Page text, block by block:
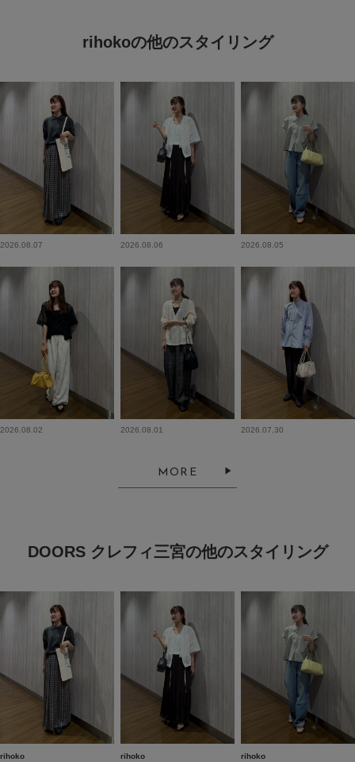
rihokoの他のスタイリング
2026.08.07 2026.08.06 2026.08.05
2026.08.02 2026.08.01 2026.07.30
MORE
DOORS クレフィ三宮の他のスタイリング
rihoko
rihoko
rihoko